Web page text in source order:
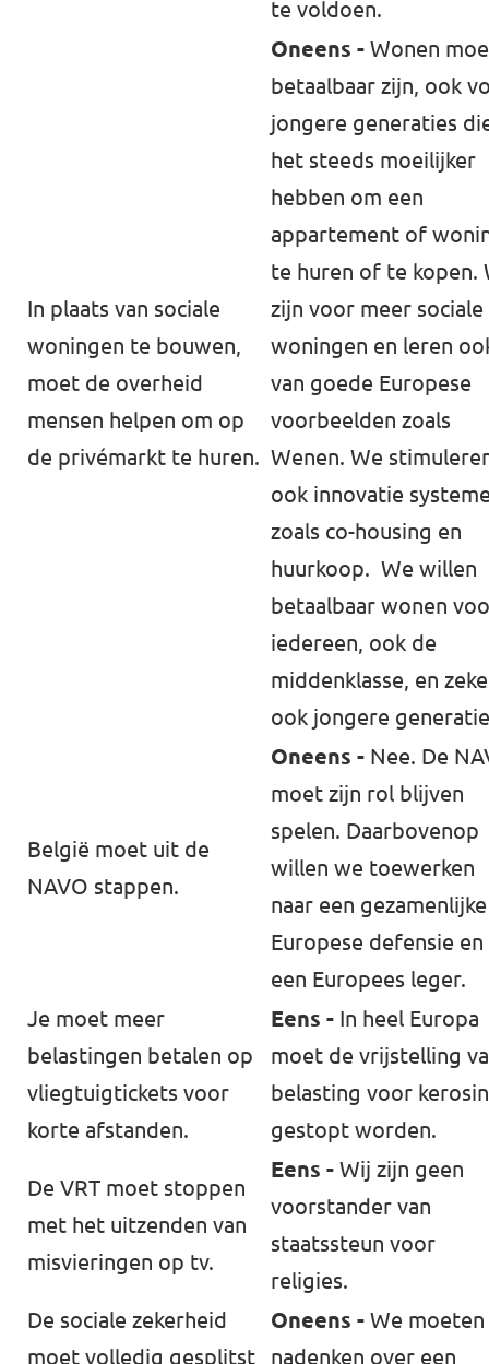
more than 30,000 members and 250
representatives across Europe.
Discover all Volt chapters
te voldoen.
In plaats van ⁠sociale
woningen⁠ te bouwen,
moet de overheid
mensen helpen om op
de privémarkt te huren.
Oneens - Wonen
betaalbaar zijn, ook
jongere generaties
het steeds moeilijker
hebben om een
appartement of
te huren of te kopen.
zijn voor meer sociale
woningen en leren
van goede Europese
voorbeelden zoals
Wenen. We
ook innovatie
zoals co-housing en
huurkoop. We willen
betaalbaar wonen
iedereen, ook de
middenklasse, en
ook jongere
België moet uit de
NAVO stappen.
Oneens - Nee. De
moet zijn rol blijven
spelen. Daarbovenop
willen we toewerken
naar een gezamenlijke
Europese defensie en
een Europees leger.
Je moet meer
belastingen betalen op
vliegtuigtickets voor
korte afstanden.
Eens - In heel Europa
moet de vrijstelling
belasting voor
gestopt worden.
De ⁠VRT⁠ moet stoppen
met het uitzenden van
⁠misvieringen⁠ op tv.
Eens - Wij zijn geen
voorstander van
staatssteun voor
religies.
De ⁠sociale zekerheid⁠
moet volledig gesplitst
Oneens - We moeten
nadenken over een